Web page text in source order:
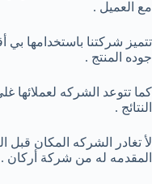
مع العميل .
تتميز شركتنا باستخدامها بي
جوده المنتج .
كما تتوعد الشركه لعملائها
النتائج .
لأ تغادر الشركه المكان
المقدمه له من شركة أركان .